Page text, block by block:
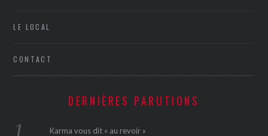
LE LOCAL
CONTACT
DERNIÈRES PARUTIONS
Karma vous dit « au revoir »